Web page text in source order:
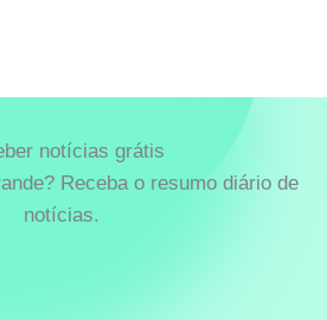
notícias grátis
Receba o resumo diário de
notícias.